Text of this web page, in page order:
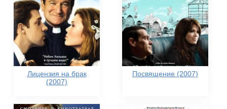
Лицензия на брак
(2007)
Посвящение (2007)